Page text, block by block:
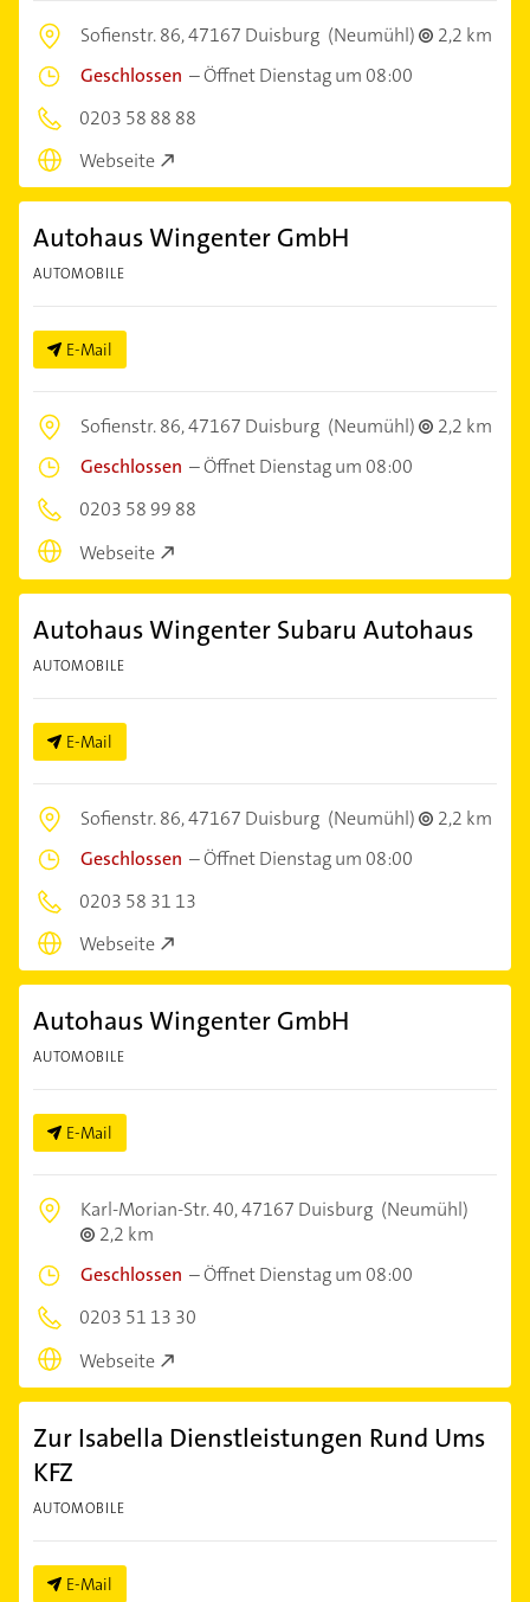
Sofienstr. 86,47167 Duisburg (Neumühl)
2,2 km
Geschlossen –Öffnet Dienstag um 08:00
0203 58 88 88
Webseite
Autohaus Wingenter GmbH
AUTOMOBILE
E-Mail
Sofienstr. 86,47167 Duisburg (Neumühl)
2,2 km
Geschlossen –Öffnet Dienstag um 08:00
0203 58 99 88
Webseite
Autohaus Wingenter Subaru Autohaus
AUTOMOBILE
E-Mail
Sofienstr. 86,47167 Duisburg (Neumühl)
2,2 km
Geschlossen –Öffnet Dienstag um 08:00
0203 58 31 13
Webseite
Autohaus Wingenter GmbH
AUTOMOBILE
E-Mail
Karl-Morian-Str. 40,47167 Duisburg (Neumühl)
2,2 km
Geschlossen –Öffnet Dienstag um 08:00
0203 51 13 30
Webseite
Zur Isabella Dienstleistungen Rund Ums
KFZ
AUTOMOBILE
E-Mail